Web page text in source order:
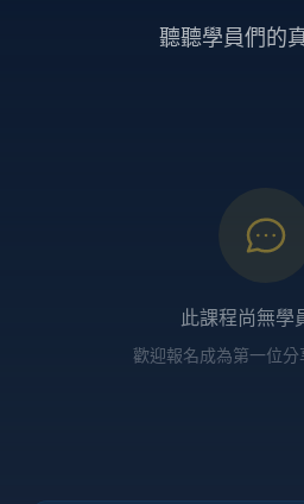
聽聽學員們的
此課程尚無學
歡迎報名成為第一位分